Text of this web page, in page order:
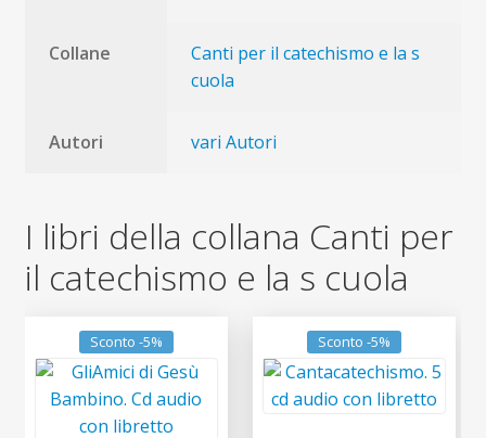
Collane
Canti per il catechismo e la s
cuola
Autori vari Autori
I libri della collana Canti per
il catechismo e la s cuola
Sconto -5% Sconto -5%